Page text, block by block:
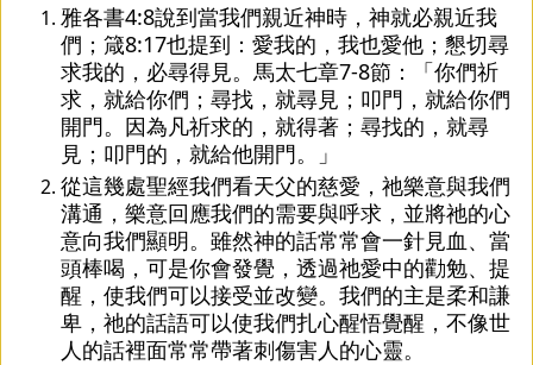
雅各書4:8說到當我們親近神時，神就必親近我
們；箴8:17也提到：愛我的，我也愛他；懇切尋
求我的，必尋得見。馬太七章7-8節：「你們祈
求，就給你們；尋找，就尋見；叩門，就給你們
開門。因為凡祈求的，就得著；尋找的，就尋
見；叩門的，就給他開門。」
從這幾處聖經我們看天父的慈愛，祂樂意與我們
溝通，樂意回應我們的需要與呼求，並將祂的心
意向我們顯明。雖然神的話常常會一針見血、當
頭棒喝，可是你會發覺，透過祂愛中的勸勉、提
醒，使我們可以接受並改變。我們的主是柔和謙
卑，祂的話語可以使我們扎心醒悟覺醒，不像世
人的話裡面常常帶著刺傷害人的心靈。